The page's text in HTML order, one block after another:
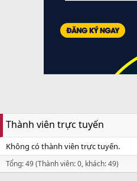
Thành viên trực tuyến
Không có thành viên trực tuyến.
Tổng: 49 (Thành viên: 0, khách: 49)